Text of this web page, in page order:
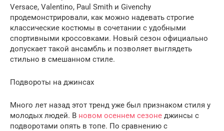
Versace, Valentino, Paul Smith и Givenchy
продемонстрировали, как можно надевать строгие
классические костюмы в сочетании с удобными
спортивными кроссовками. Новый сезон официально
допускает такой ансамбль и позволяет выглядеть
стильно в смешанном стиле.
Подвороты на джинсах
Много лет назад этот тренд уже был признаком стиля у
молодых людей. В новом осеннем сезоне джинсы с
подворотами опять в топе. По сравнению с